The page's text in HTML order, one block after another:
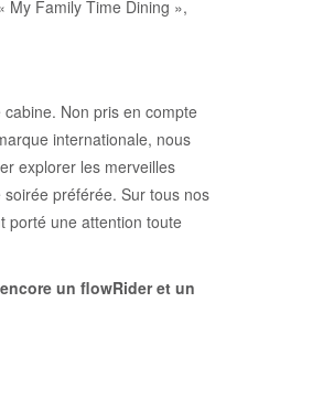
My Family Time Dining »,
Non pris en compte
internationale, nous
explorer les merveilles
préférée. Sur tous nos
porté une attention toute
un flowRider et un